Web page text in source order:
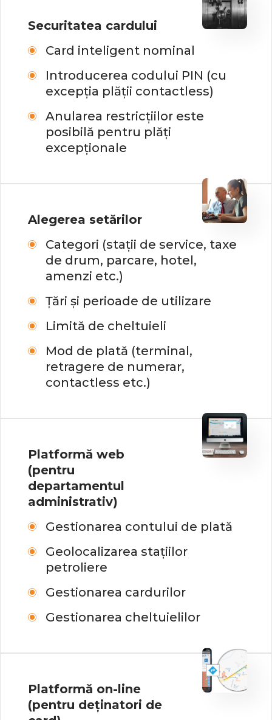
Securitatea cardului
Card inteligent nominal
Introducerea codului PIN (cu
excepția plății contactless)
Anularea restricțiilor este
posibilă pentru plăți
excepționale
Alegerea setărilor
Categori (stații de service, taxe
de drum, parcare, hotel,
amenzi etc.)
Țări și perioade de utilizare
Limită de cheltuieli
Mod de plată (terminal,
retragere de numerar,
contactless etc.)
Platformă web
(pentru
departamentul
administrativ)
Gestionarea contului de plată
Geolocalizarea stațiilor
petroliere
Gestionarea cardurilor
Gestionarea cheltuielilor
Platformă on-line
(pentru deținatori de